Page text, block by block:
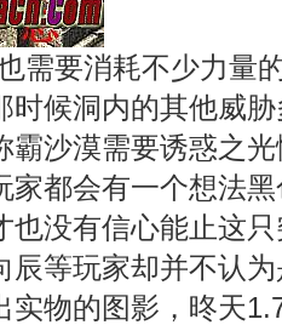
需要消耗不少力量
时候洞内的其他威
霸沙漠需要诱惑之
家都会有一个想法
也没有信心能止这
辰等玩家却并不认
实物的图影，昸天